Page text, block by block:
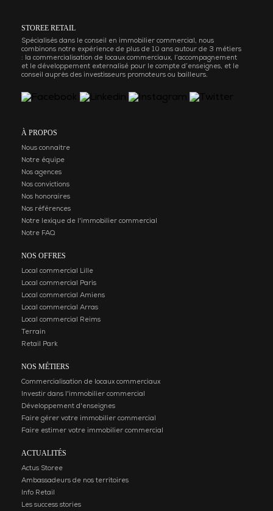
STOREE RETAIL
Spécialisés dans le conseil en immobilier commercial, nous
combinons notre expérience de plus de 10 ans autour de 3 métiers
: la commercialisation de locaux commerciaux, l’accompagnement
et le développement externalisé pour le compte d’enseignes, et le
conseil auprès des investisseurs promoteurs ou bailleurs.
À PROPOS
Nous connaitre
Notre équipe
Nos agences
Nos convictions
Nos honoraires
Nos références
Notre lexique de l'immobilier commercial
Notre FAQ
NOS OFFRES
Local commercial Lille
Local commercial Paris
Local commercial Amiens
Local commercial Arras
Local commercial Reims
Terrain
Retail Park
NOS MÉTIERS
Commercialisation de locaux commerciaux
Investir dans l'immobilier commercial
Développement d'enseignes
Faire gérer votre immobilier commercial
Faire estimer votre immobilier commercial
ACTUALITÉS
Actus Storee
Ambassadeurs de nos territoires
Info Retail
Les success stories